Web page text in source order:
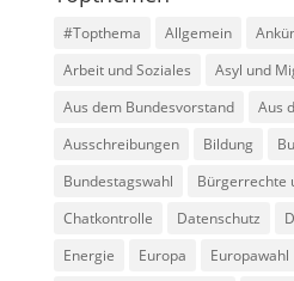
#Topthema Allgemein
Arbeit und Soziales
Asyl und
Aus dem Bundesvorstand
Aus
Ausschreibungen
Bildung
Bundestagswahl
Bürgerrechte
Chatkontrolle
Datenschutz
Energie
Europa
Europawahl